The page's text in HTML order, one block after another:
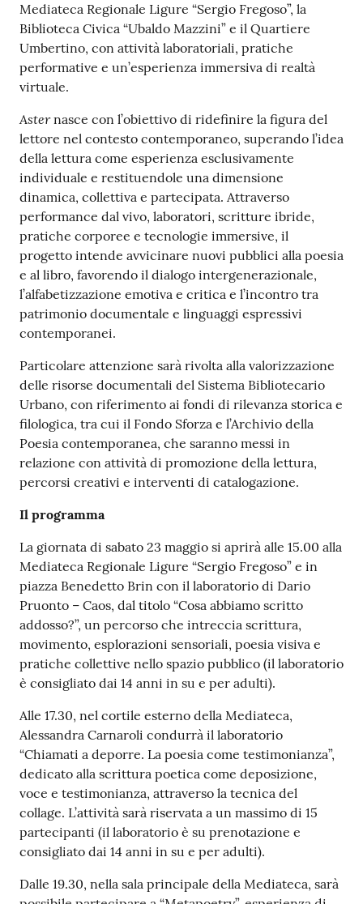
Mediateca Regionale Ligure “Sergio Fregoso”, la
Biblioteca Civica “Ubaldo Mazzini” e il Quartiere
Umbertino, con attività laboratoriali, pratiche
performative e un’esperienza immersiva di realtà
virtuale.
Asternasce con l’obiettivo di ridefinire la figura del
lettore nel contesto contemporaneo, superando l’idea
della lettura come esperienza esclusivamente
individuale e restituendole una dimensione
dinamica, collettiva e partecipata. Attraverso
performance dal vivo, laboratori, scritture ibride,
pratiche corporee e tecnologie immersive, il
progetto intende avvicinare nuovi pubblici alla poesia
e al libro, favorendo il dialogo intergenerazionale,
l’alfabetizzazione emotiva e critica e l’incontro tra
patrimonio documentale e linguaggi espressivi
contemporanei.
Particolare attenzione sarà rivolta alla valorizzazione
delle risorse documentali del Sistema Bibliotecario
Urbano, con riferimento ai fondi di rilevanza storica e
filologica, tra cui il Fondo Sforza e l’Archivio della
Poesia contemporanea, che saranno messi in
relazione con attività di promozione della lettura,
percorsi creativi e interventi di catalogazione.
Il programma
La giornata di sabato 23 maggio si aprirà alle 15.00 alla
Mediateca Regionale Ligure “Sergio Fregoso” e in
piazza Benedetto Brin con il laboratorio di Dario
Pruonto – Caos, dal titolo “Cosa abbiamo scritto
addosso?”, un percorso che intreccia scrittura,
movimento, esplorazioni sensoriali, poesia visiva e
pratiche collettive nello spazio pubblico (il laboratorio
è consigliato dai 14 anni in su e per adulti).
Alle 17.30, nel cortile esterno della Mediateca,
Alessandra Carnaroli condurrà il laboratorio
“Chiamati a deporre. La poesia come testimonianza”,
dedicato alla scrittura poetica come deposizione,
voce e testimonianza, attraverso la tecnica del
collage. L’attività sarà riservata a un massimo di 15
partecipanti (il laboratorio è su prenotazione e
consigliato dai 14 anni in su e per adulti).
Dalle 19.30, nella sala principale della Mediateca, sarà